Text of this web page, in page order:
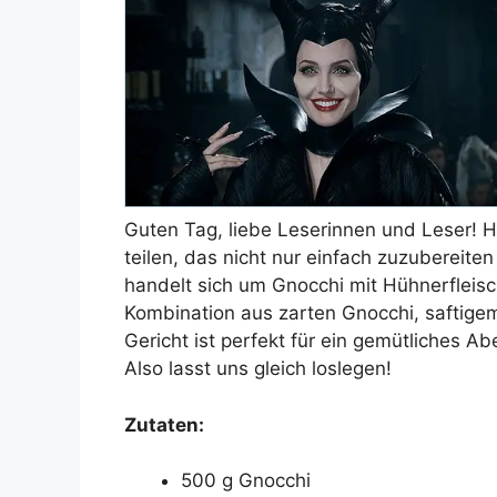
Guten Tag, liebe Leserinnen und Leser!
teilen, das nicht nur einfach
handelt sich um Gnocchi mit
Kombination aus zarten Gnocchi,
Gericht ist perfekt für ein gemütliches
Also lasst uns gleich loslegen!
Zutaten:
500 g Gnocchi